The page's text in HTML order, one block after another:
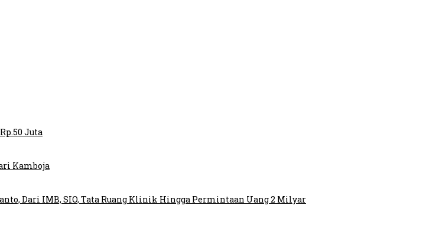
Juta
Kamboja
Dari IMB, SIO, Tata Ruang Klinik Hingga Permintaan Uang 2 Milyar